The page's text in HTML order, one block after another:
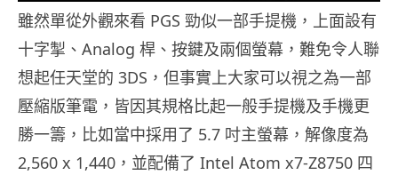
雖然單從外觀來看 PGS 勁似一部手提機，上面設有
十字掣、Analog 桿、按鍵及兩個螢幕，難免令人聯
想起任天堂的 3DS，但事實上大家可以視之為一部
壓縮版筆電，皆因其規格比起一般手提機及手機更
勝一籌，比如當中採用了 5.7 吋主螢幕，解像度為
2,560 x 1,440，並配備了 Intel Atom x7-Z8750 四